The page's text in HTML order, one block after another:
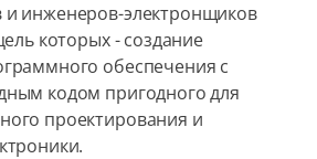
и инженеров-электронщиков
которых - создание
обеспечения с
кодом пригодного для
проектирования и